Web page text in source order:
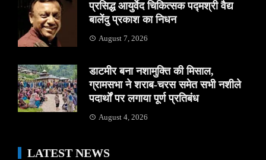
प्रसिद्ध आयुर्वेद चिकित्सक पद्मश्री वैद्य
बालेंदु प्रकाश का निधन
August 7, 2026
डाटमीर बना नशामुक्ति की मिसाल,
ग्रामसभा ने शराब-चरस समेत सभी नशीले
पदार्थों पर लगाया पूर्ण प्रतिबंध
August 4, 2026
LATEST NEWS